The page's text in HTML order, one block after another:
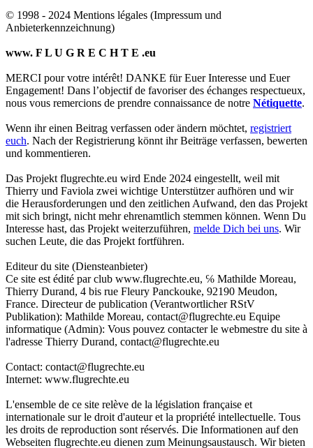
© 1998 - 2024 Mentions légales (Impressum und
Anbieterkennzeichnung)
www. F L U G R E C H T E .eu
MERCI pour votre intérêt! DANKE für Euer Interesse und Euer
Engagement! Dans l’objectif de favoriser des échanges respectueux,
nous vous remercions de prendre connaissance de notre Nétiquette.
Wenn ihr einen Beitrag verfassen oder ändern möchtet, registriert
euch. Nach der Registrierung könnt ihr Beiträge verfassen, bewerten
und kommentieren.
Das Projekt flugrechte.eu wird Ende 2024 eingestellt, weil mit
Thierry und Faviola zwei wichtige Unterstützer aufhören und wir
die Herausforderungen und den zeitlichen Aufwand, den das Projekt
mit sich bringt, nicht mehr ehrenamtlich stemmen können. Wenn Du
Interesse hast, das Projekt weiterzuführen, melde Dich bei uns. Wir
suchen Leute, die das Projekt fortführen.
Editeur du site (Diensteanbieter)
Ce site est édité par club www.flugrechte.eu, ℅ Mathilde Moreau,
Thierry Durand, 4 bis rue Fleury Panckouke, 92190 Meudon,
France. Directeur de publication (Verantwortlicher RStV
Publikation): Mathilde Moreau, contact@flugrechte.eu Equipe
informatique (Admin): Vous pouvez contacter le webmestre du site à
l'adresse Thierry Durand, contact@flugrechte.eu
Contact: contact@flugrechte.eu
Internet: www.flugrechte.eu
L'ensemble de ce site relève de la législation française et
internationale sur le droit d'auteur et la propriété intellectuelle. Tous
les droits de reproduction sont réservés. Die Informationen auf den
Webseiten flugrechte.eu dienen zum Meinungsaustausch. Wir bieten